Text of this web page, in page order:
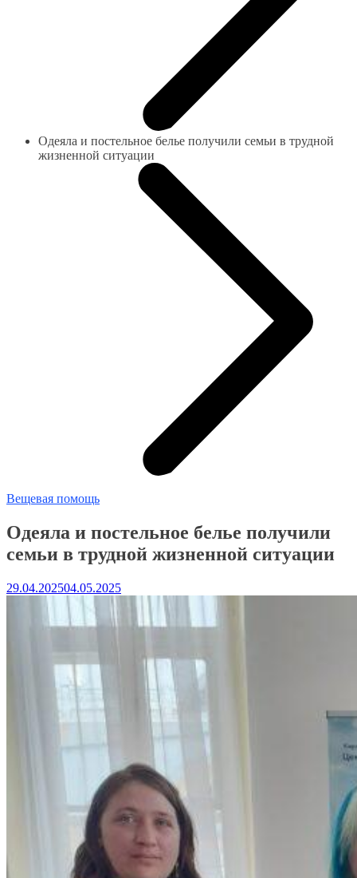
Одеяла и постельное белье получили семьи в трудной
жизненной ситуации
Вещевая помощь
Одеяла и постельное белье получили
семьи в трудной жизненной ситуации
29.04.202504.05.2025